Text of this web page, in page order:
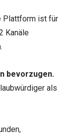
Plattform ist für
Kanäle
bevorzugen.
als